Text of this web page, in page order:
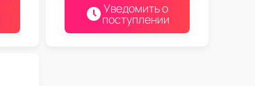
Уведомить о
поступлении